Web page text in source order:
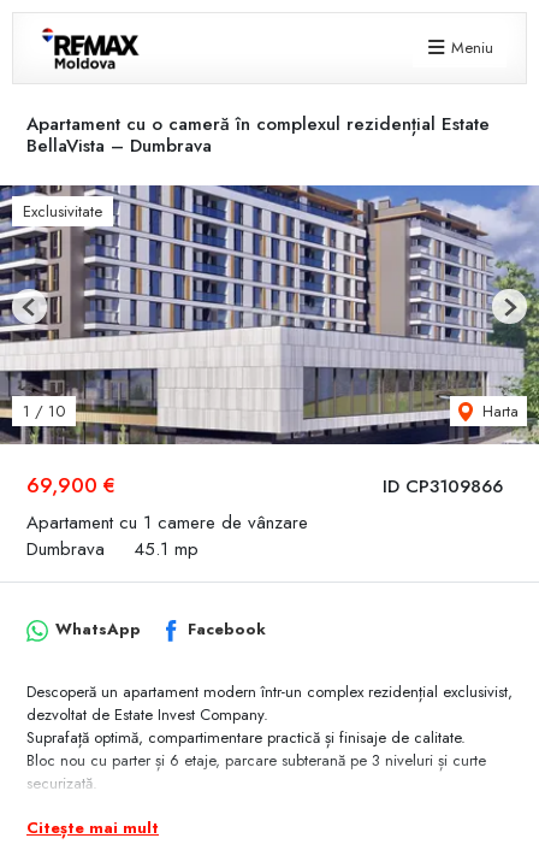
Meniu
Apartament cu o cameră în complexul rezidențial Estate
BellaVista – Dumbrava
ID CP3109866
69,900 €
Apartament cu 1 camere de vânzare
Dumbrava
45.1 mp
Exclusivitate
1 / 10 Harta
Previous Next
WhatsApp Facebook
Descoperă un apartament modern într-un complex rezidențial exclusivist,
dezvoltat de Estate Invest Company.
Suprafață optimă, compartimentare practică și finisaje de calitate.
Bloc nou cu parter și 6 etaje, parcare subterană pe 3 niveluri și curte
securizată.
Chișinău.
Citește mai mult